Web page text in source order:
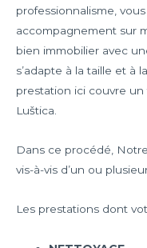
professionnalisme,
accompagnement sur
bien immobilier avec
s’adapte à la taille et à
prestation ici couvre
Luštica.
Dans ce procédé,
vis-à-vis d’un ou
Les prestations dont